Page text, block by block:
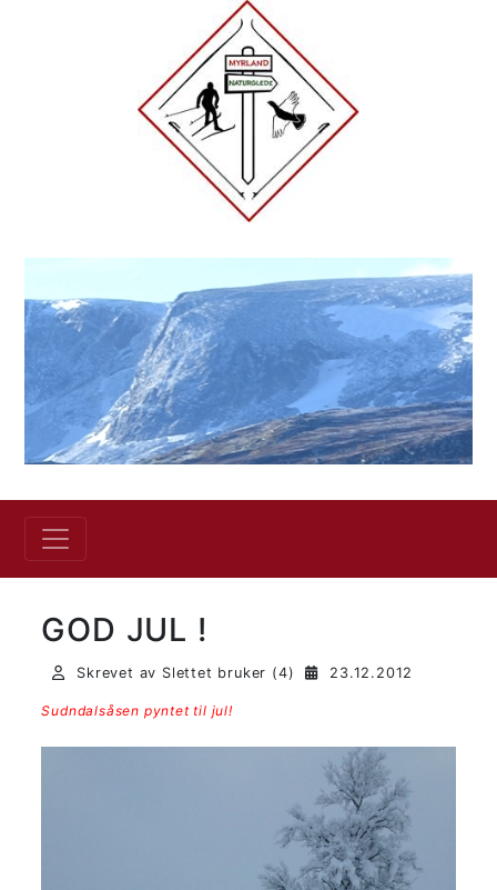
GOD JUL !
Skrevet av Slettet bruker (4) 23.12.2012
Sudndalsåsen pyntet til jul!